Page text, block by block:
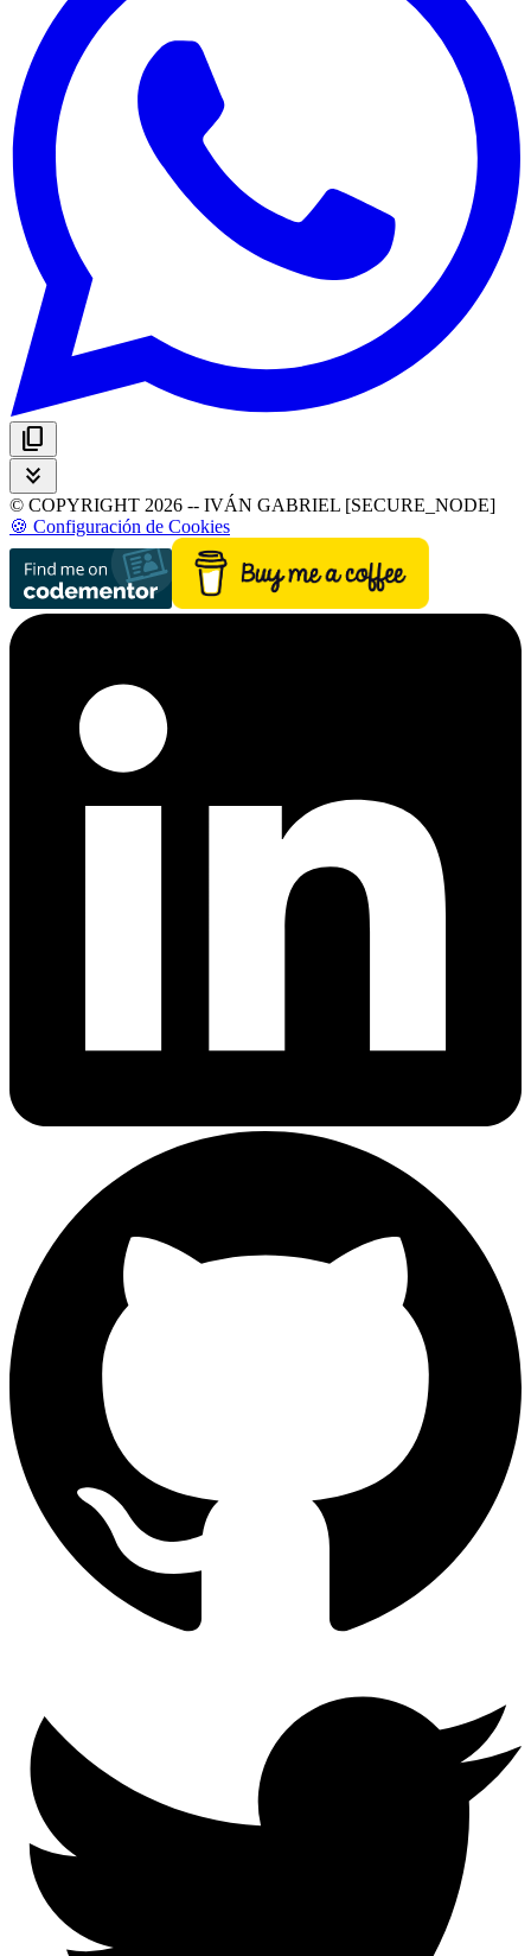
content_copy
keyboard_double_arrow_down
© COPYRIGHT 2026 -- IVÁN GABRIEL [SECURE_NODE]
🍪 Configuración de Cookies